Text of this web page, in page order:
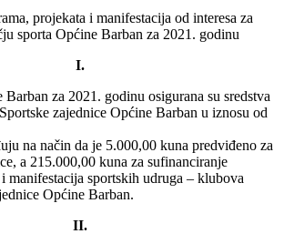
projekata i manifestacija od interesa za
sporta Općine Barban za 2021. godinu
I.
za 2021. godinu osigurana su sredstva
zajednice Općine Barban u iznosu od
na način da je 5.000,00 kuna predviđeno za
a 215.000,00 kuna za sufinanciranje
manifestacija sportskih udruga – klubova
Općine Barban.
II.